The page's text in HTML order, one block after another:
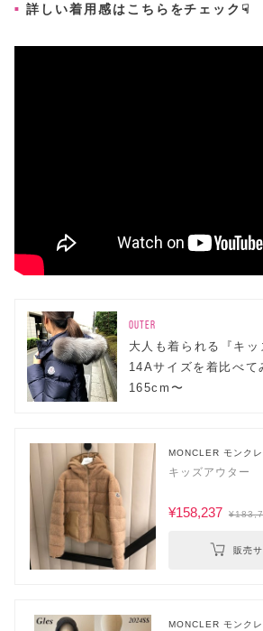
詳しい着用感はこちらをチェック☟
OUTER
大人も着られる『キッ
14Aサイズを着比べて
165cm〜
MONCLER モンク
キッズアウター
¥158,237
販売
MONCLER モンク